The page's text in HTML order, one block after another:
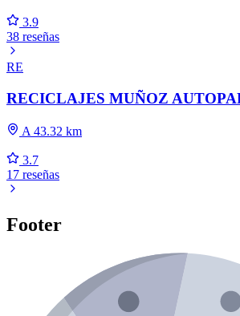
3.9
38 reseñas
RE
RECICLAJES MUÑOZ
A 43.32 km
3.7
17 reseñas
Footer